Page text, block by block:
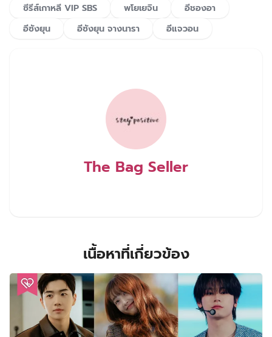
ซีรีส์เกาหลี VIP SBS
พโยเยจิน
อีชองอา
อีซังยุน
อีซังยุน จางนารา อีแจวอน
The Bag Seller
เนื้อหาที่เกี่ยวข้อง